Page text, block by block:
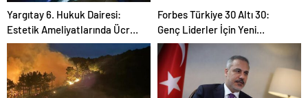
Yargıtay 6. Hukuk Dairesi:
Estetik Ameliyatlarında Ücret
İadesi ve Eser Sözleşmesi
Tartışması
Forbes Türkiye 30 Altı 30:
Genç Liderler İçin Yeni
Başvuru ve Ödül Töreni
Detayları